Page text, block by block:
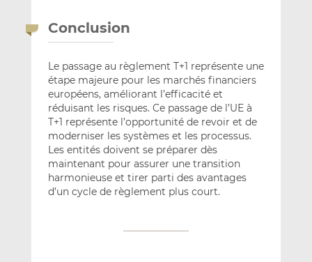
Conclusion
Le passage au règlement T+1 représente une
étape majeure pour les marchés financiers
européens, améliorant l’efficacité et
réduisant les risques. Ce passage de l’UE à
T+1 représente l’opportunité de revoir et de
moderniser les systèmes et les processus.
Les entités doivent se préparer dès
maintenant pour assurer une transition
harmonieuse et tirer parti des avantages
d’un cycle de règlement plus court.